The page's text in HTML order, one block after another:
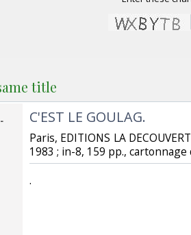
title
‎C'EST LE GOULAG. ‎
‎Paris, EDITIONS LA
1983 ; in-8, 159 pp.,
‎.‎